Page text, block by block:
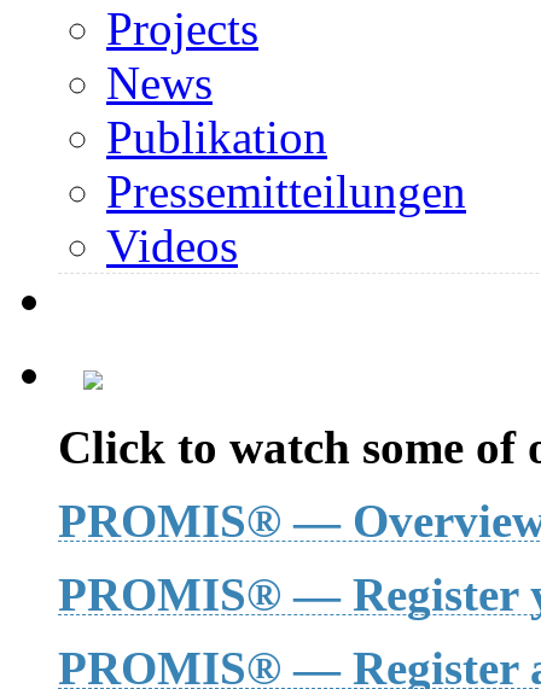
Projects
News
Publikation
Pressemitteilungen
Videos
Click to watch some of
PROMIS® —
PROMIS® — Register
PROMIS® — Register